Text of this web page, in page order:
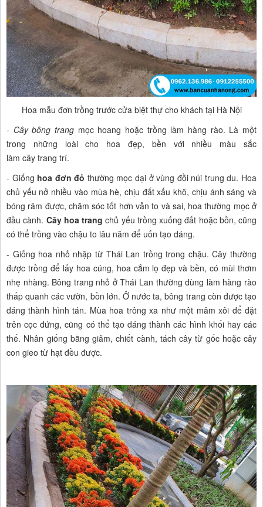
Hoa mẫu đơn trồng trước cửa biệt thự cho khách tại Hà Nội
- Cây bông trang mọc hoang hoặc trồng làm hàng rào. Là một
trong những loài cho hoa đẹp, bền với nhiều màu sắc
làm cây trang trí.
- Giống hoa đơn đỏ thường mọc dại ở vùng đồi núi trung du. Hoa
chủ yếu nở nhiều vào mùa hè, chịu đất xấu khô, chịu ánh sáng và
bóng râm được, chăm sóc tốt hơn vẫn to và sai, hoa thường mọc ở
đầu cành. Cây hoa trang chủ yếu trồng xuống đất hoặc bồn, cũng
có thể trồng vào chậu to lâu năm để uốn tạo dáng.
- Giống hoa nhỏ nhập từ Thái Lan trồng trong chậu. Cây thường
được trồng để lấy hoa cúng, hoa cắm lọ đẹp và bền, có mùi thơm
nhẹ nhàng. Bông trang nhỏ ở Thái Lan thường dùng làm hàng rào
thấp quanh các vườn, bồn lớn. Ở nước ta, bông trang còn được tạo
dáng thành hình tán. Mùa hoa trông xa như một mâm xôi để đặt
trên cọc đứng, cũng có thể tạo dáng thành các hình khối hay các
thế. Nhân giống bằng giâm, chiết cành, tách cây từ gốc hoặc cây
con gieo từ hạt đều được.